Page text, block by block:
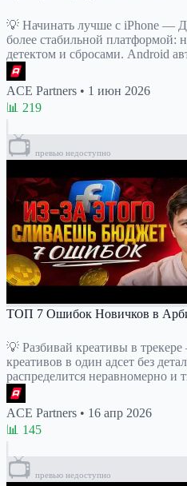
💡 Начинать лучше с iPhone —
более стабильной платформой:
детектом и сбросами. Android
ACE Partners • 1 июн 2026
📊 219
📺 превью недоступно
ТОП 7 Ошибок Новичков в
💡 Разбивай креативы в
креативов в один адсет без
распределится неравномерно
ACE Partners • 16 апр 2026
📊 145
📺 превью недоступно